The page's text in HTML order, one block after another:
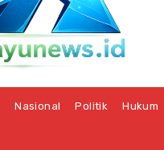
Nasional Politik Hukum